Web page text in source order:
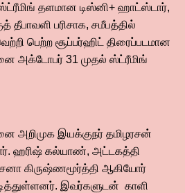
தளமான டிஸ்னி+ ஹாட்ஸ்டார்,
தீபாவளி பரிசாக, சமீபத்தில்
பெற்ற சூப்பர்ஹிட் திரைப்படமான
அக்டோபர் 31 முதல் ஸ்ட்ரீமிங்
அறிமுக இயக்குநர் தமிழரசன்
ஹரிஷ் கல்யாண், அட்டகத்தி
கிருஷ்ணமூர்த்தி ஆகியோர்
இவர்களுடன் காளி